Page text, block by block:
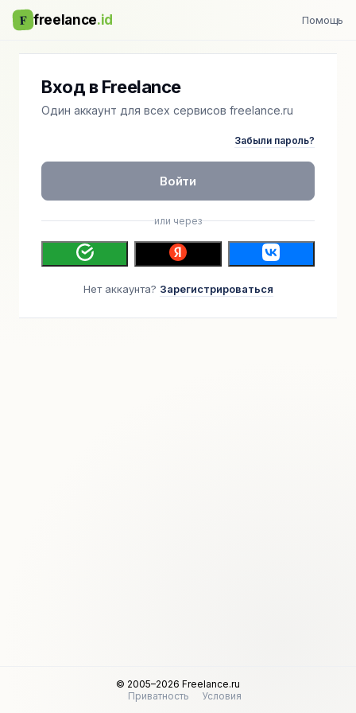
F freelance.id Помощь
Вход в Freelance
Один аккаунт для всех сервисов freelance.ru
Забыли пароль?
Войти
или через
Нет аккаунта? Зарегистрироваться
© 2005–2026 Freelance.ru
Приватность
Условия